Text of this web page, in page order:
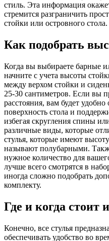
стиль. Эта информация
стремится разграничить
стойки или островного стола.
Как подобрать
Когда вы выбираете барные
начните с учета высоты
между верхом стойки и
25-30 сантиметров. Если вы
расстояния, вам будет
поверхность стола и
избегая скругления спины
различные виды, которые
стулья, которые имеют
называют полубарными.
нужное количество для
лучше всего смотрятся в
иногда сложно подобрать
комплекту.
Где и когда стоит
Конечно, все стулья
обеспечивать удобство во